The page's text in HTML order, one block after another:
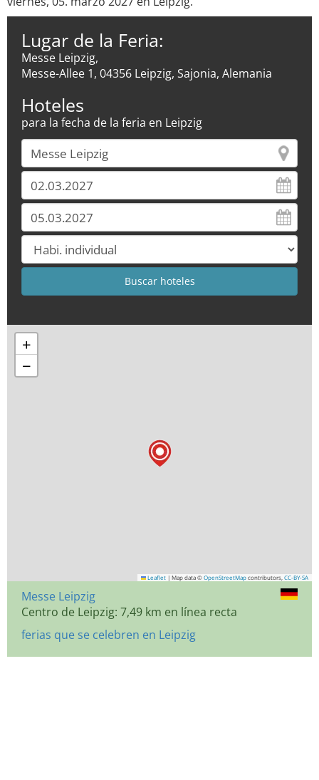
Lugar de la Feria:
Messe Leipzig,
Messe-Allee 1, 04356 Leipzig, Sajonia, Alemania
Hoteles
para la fecha de la feria en Leipzig
+
−
Leaflet | Map data © OpenStreetMap contributors, CC-BY-SA
Messe Leipzig
Centro de Leipzig: 7,49 km en línea recta
ferias que se celebren en Leipzig